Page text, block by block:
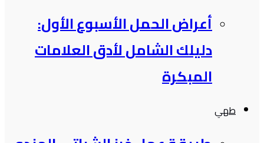
أعراض الحمل الأسبوع الأول:
دليلك الشامل لأدق العلامات
المبكرة
طهي